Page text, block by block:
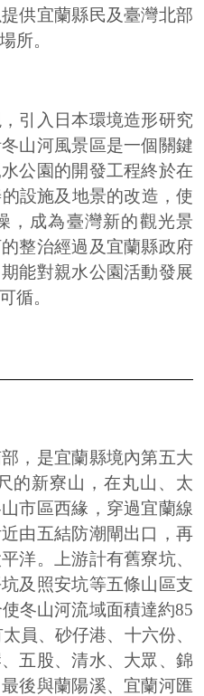
供宜蘭縣民及臺灣北部
所。
引入日本環境造形研究
山河風景區是一個關鍵
公園的開發工程終於在
設施及地景的改造，使
，成為臺灣新的觀光景
整治經過及宜蘭縣政府
能對親水公園活動發展
循。
，是宜蘭縣境內第五大
的新寮山，在丸山、太
市區西緣，穿過宜蘭線
由五結防潮閘出口，再
洋。上游計有舊寮坑、
及照安坑等五條山區支
冬山河流域面積達約85
員、砂仔港、十六份、
五股、清水、大眾、錦
後與蘭陽溪、宜蘭河匯